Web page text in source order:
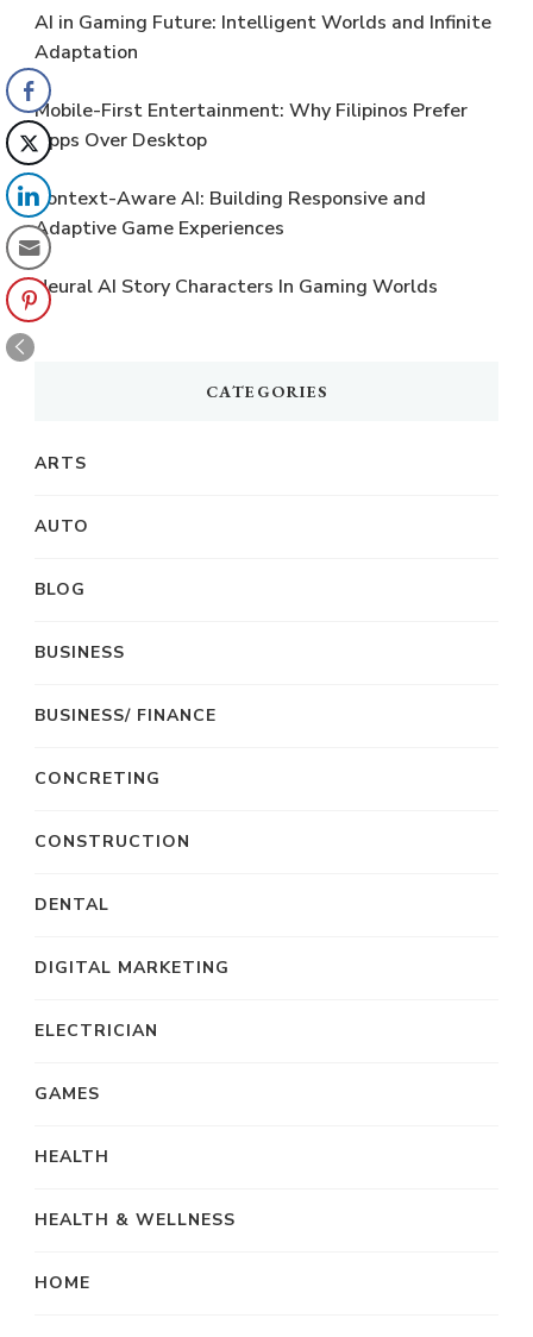
AI in Gaming Future: Intelligent Worlds and Infinite
Adaptation
Mobile-First Entertainment: Why Filipinos Prefer
Apps Over Desktop
Context-Aware AI: Building Responsive and
Adaptive Game Experiences
Neural AI Story Characters In Gaming Worlds
CATEGORIES
ARTS
AUTO
BLOG
BUSINESS
BUSINESS/ FINANCE
CONCRETING
CONSTRUCTION
DENTAL
DIGITAL MARKETING
ELECTRICIAN
GAMES
HEALTH
HEALTH & WELLNESS
HOME